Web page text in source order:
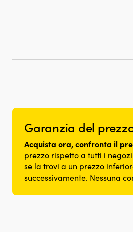
Garanzia del
Acquista ora, confronta il
prezzo rispetto a tutti i
se la trovi a un prezzo
successivamente. Nessuna